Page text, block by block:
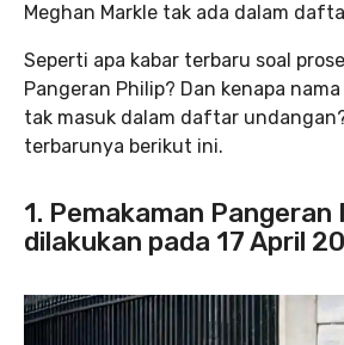
Meghan Markle tak ada dalam
Seperti apa kabar terbaru soal
Pangeran Philip? Dan kenapa
tak masuk dalam daftar
terbarunya berikut ini.
1. Pemakaman Pangeran
dilakukan pada 17 April